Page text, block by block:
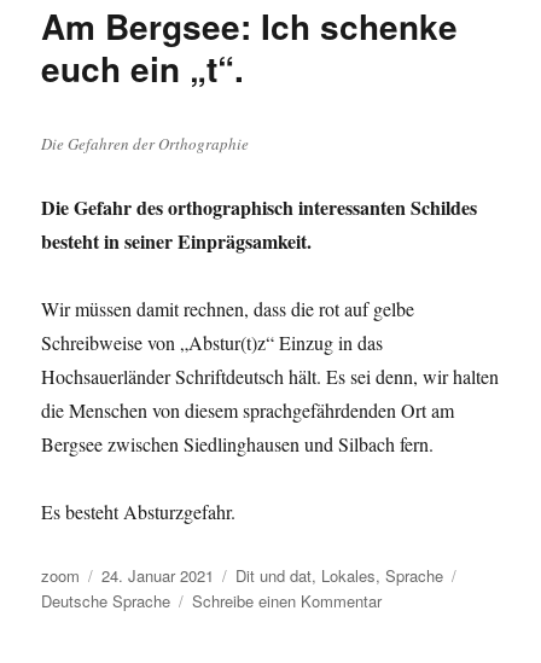
Am Bergsee: Ich schenke
euch ein „t“.
Die Gefahren der Orthographie
Die Gefahr des orthographisch interessanten Schildes
besteht in seiner Einprägsamkeit.
Wir müssen damit rechnen, dass die rot auf gelbe
Schreibweise von „Abstur(t)z“ Einzug in das
Hochsauerländer Schriftdeutsch hält. Es sei denn, wir halten
die Menschen von diesem sprachgefährdenden Ort am
Bergsee zwischen Siedlinghausen und Silbach fern.
Es besteht Absturzgefahr.
Autor
zoom
Veröffentlicht
am
24. Januar 2021 Kategorien
Dit und dat, Lokales,Sprache
Deutsche Sprache
Schreibe einen Kommentarzu